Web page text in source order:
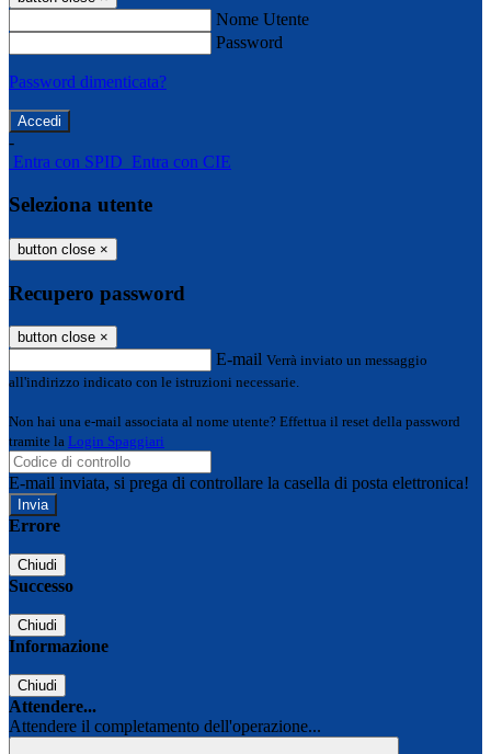
Nome Utente
Password
Password dimenticata?
-
Entra con SPID Entra con CIE
Seleziona utente
button close ×
Recupero password
button close ×
E-mail Verrà inviato un messaggio
all'indirizzo indicato con le istruzioni necessarie.
Non hai una e-mail associata al nome utente? Effettua il reset della password
tramite la Login Spaggiari
E-mail inviata, si prega di controllare la casella di posta elettronica!
Errore
Chiudi
Successo
Chiudi
Informazione
Chiudi
Attendere...
Attendere il completamento dell'operazione...